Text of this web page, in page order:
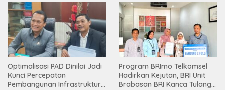
Optimalisasi PAD Dinilai Jadi
Kunci Percepatan
Pembangunan Infrastruktur
Program BRImo Telkomsel
Hadirkan Kejutan, BRI Unit
Brabasan BRI Kanca Tulang